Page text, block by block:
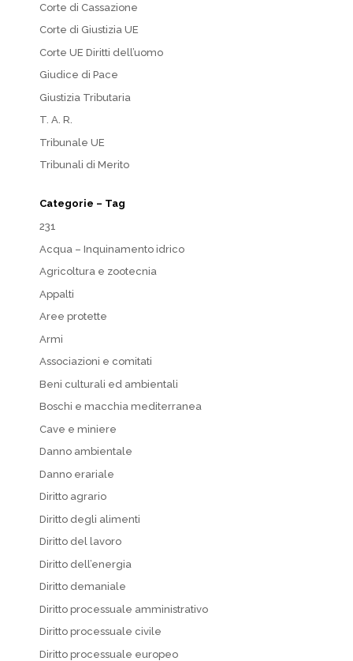
Corte di Cassazione
Corte di Giustizia UE
Corte UE Diritti dell’uomo
Giudice di Pace
Giustizia Tributaria
T. A. R.
Tribunale UE
Tribunali di Merito
Categorie – Tag
231
Acqua – Inquinamento idrico
Agricoltura e zootecnia
Appalti
Aree protette
Armi
Associazioni e comitati
Beni culturali ed ambientali
Boschi e macchia mediterranea
Cave e miniere
Danno ambientale
Danno erariale
Diritto agrario
Diritto degli alimenti
Diritto del lavoro
Diritto dell’energia
Diritto demaniale
Diritto processuale amministrativo
Diritto processuale civile
Diritto processuale europeo